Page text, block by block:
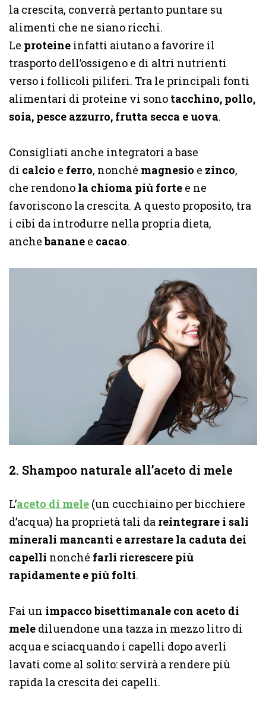
la crescita, converrà pertanto puntare su
alimenti che ne siano ricchi.
Le proteine infatti aiutano a favorire il
trasporto dell’ossigeno e di altri nutrienti
verso i follicoli piliferi. Tra le principali fonti
alimentari di proteine vi sono tacchino, pollo,
soia, pesce azzurro, frutta secca e uova.
Consigliati anche integratori a base
di calcio e ferro, nonché magnesio e zinco,
che rendono la chioma più forte e ne
favoriscono la crescita. A questo proposito, tra
i cibi da introdurre nella propria dieta,
anchebanane e cacao.
2. Shampoo naturale all’aceto di mele
L’aceto di mele (un cucchiaino per bicchiere
d’acqua) ha proprietà tali da reintegrare i sali
minerali mancanti e arrestare la caduta dei
capelli nonché farli ricrescere più
rapidamente e più folti.
Fai un impacco bisettimanale con aceto di
mele diluendone una tazza in mezzo litro di
acqua e sciacquando i capelli dopo averli
lavati come al solito: servirà a rendere più
rapida la crescita dei capelli.